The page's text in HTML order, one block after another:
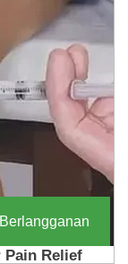
Berlangganan